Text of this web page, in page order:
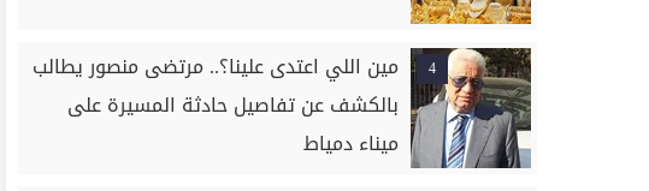
4
مين اللي اعتدى علينا؟.. مرتضى منصور يطالب
بالكشف عن تفاصيل حادثة المسيرة على
ميناء دمياط